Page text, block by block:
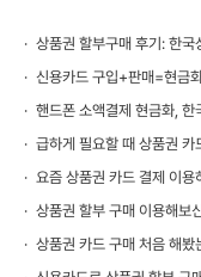
핸드폰 소액결제 현금화,
급하게 필요할 때 상품권
요즘 상품권 카드 결제 이용
상품권 할부 구매 이용해보
상품권 카드 구매 처음 해